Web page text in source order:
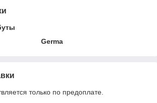
Germa
только по предоплате.